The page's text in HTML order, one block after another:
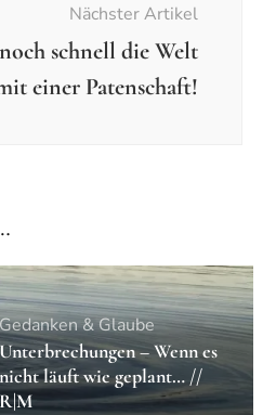
Nächster Artikel
schnell die Welt
einer Patenschaft!
& Glaube
– Wenn es
läuft wie geplant… //